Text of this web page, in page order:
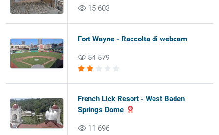
15 603
Fort Wayne - Raccolta di webcam
54 579
French Lick Resort - West Baden
Springs Dome
11 696